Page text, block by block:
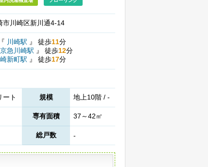
市川崎区新川通4-14
『 川崎駅 』 徒歩11分
京急川崎駅 』 徒歩12分
新町駅 』 徒歩17分
ート 規模 地上10階 / -
専有面積 37～42㎡
総戸数 -